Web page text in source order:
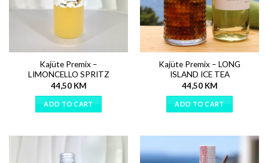
Kajüte Premix –
LIMONCELLO SPRITZ
44,50 KM
ADD TO CART
Kajüte Premix – LONG
ISLAND ICE TEA
44,50 KM
ADD TO CART